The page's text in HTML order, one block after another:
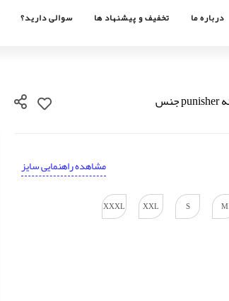
درباره ما تخفیف و پیشنهاد ها سوالی دارید؟
تیشرت مشکی مردانه punisher جنس
مشاهده راهنمایی سایز
M
S
XXL
XXXL